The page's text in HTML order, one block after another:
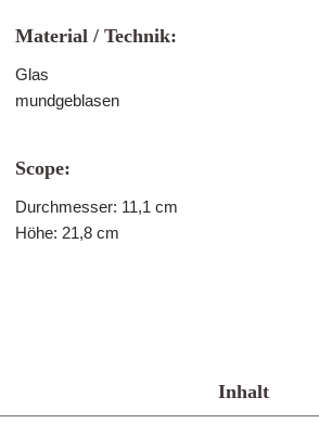
Material / Technik:
Glas
mundgeblasen
Scope:
Durchmesser: 11,1 cm
Höhe: 21,8 cm
Inhalt